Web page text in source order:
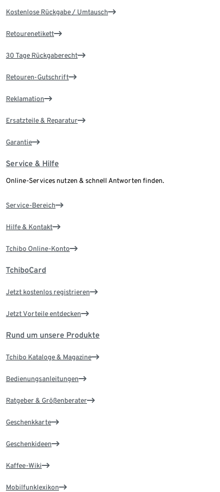
Kostenlose Rückgabe / Umtausch
Retourenetikett
30 Tage Rückgaberecht
Retouren-Gutschrift
Reklamation
Ersatzteile & Reparatur
Garantie
Service & Hilfe
Online-Services nutzen & schnell Antworten finden.
Service-Bereich
Hilfe & Kontakt
Tchibo Online-Konto
TchiboCard
Jetzt kostenlos registrieren
Jetzt Vorteile entdecken
Rund um unsere Produkte
Tchibo Kataloge & Magazine
Bedienungsanleitungen
Ratgeber & Größenberater
Geschenkkarte
Geschenkideen
Kaffee-Wiki
Mobilfunklexikon